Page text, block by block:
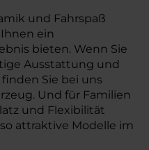
und Fahrspaß
ein
bieten. Wenn Sie
Ausstattung und
Sie bei uns
Und für Familien
und Flexibilität
attraktive Modelle im